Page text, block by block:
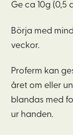
Ge ca 10g (0,5
Börja med
veckor.
Proferm kan
året om eller
blandas med
ur handen.